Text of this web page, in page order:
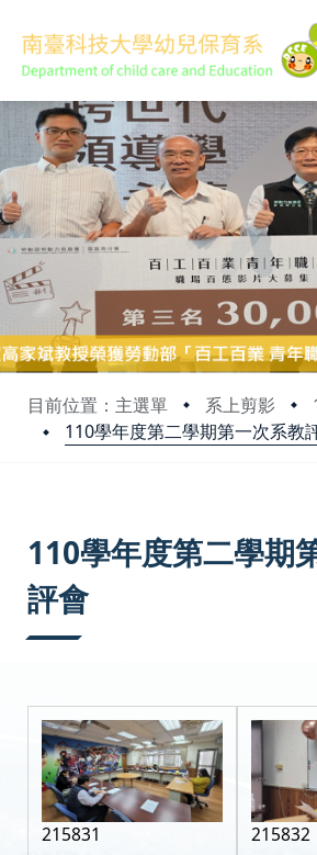
目前位置：主選單 系上剪影
110學年度第二學期第一次系教
:::
110學年度第二學期
評會
215831 215832